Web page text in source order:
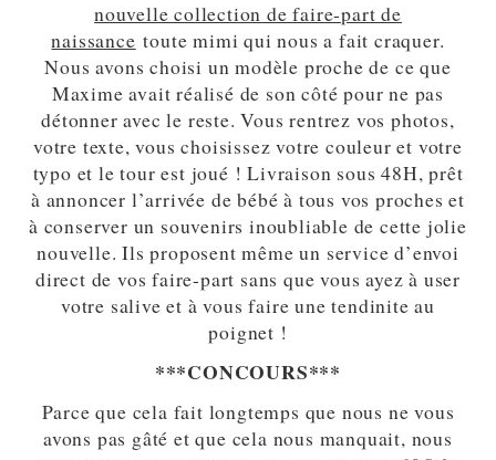
nouvelle collection de faire-part de
naissance toute mimi qui nous a fait craquer.
Nous avons choisi un modèle proche de ce que
Maxime avait réalisé de son côté pour ne pas
détonner avec le reste. Vous rentrez vos photos,
votre texte, vous choisissez votre couleur et votre
typo et le tour est joué ! Livraison sous 48H, prêt
à annoncer l’arrivée de bébé à tous vos proches et
à conserver un souvenirs inoubliable de cette jolie
nouvelle. Ils proposent même un service d’envoi
direct de vos faire-part sans que vous ayez à user
votre salive et à vous faire une tendinite au
poignet !
***CONCOURS***
Parce que cela fait longtemps que nous ne vous
avons pas gâté et que cela nous manquait, nous